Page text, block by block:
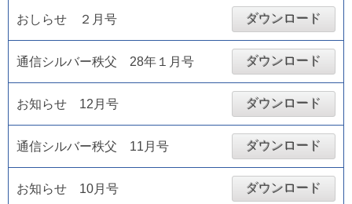
おしらせ ２月号 ダウンロード
通信シルバー秩父 28年１月号 ダウンロード
お知らせ 12月号 ダウンロード
通信シルバー秩父 11月号 ダウンロード
お知らせ 10月号 ダウンロード